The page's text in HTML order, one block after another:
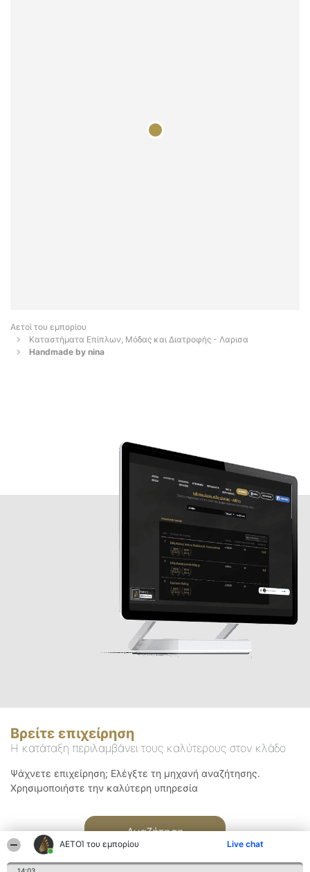
ΑΕΤΟΊ του εμπορίου Live chat
Αετοί του εμπορίου
Καταστήματα Επίπλων, Μόδας και Διατροφής - Λαρισα
Handmade by nina
Βρείτε επιχείρηση
Η κατάταξη περιλαμβάνει τους καλύτερους στον κλάδο
Ψάχνετε επιχείρηση; Ελέγξτε τη μηχανή αναζήτησης.
Χρησιμοποιήστε την καλύτερη υπηρεσία
Αναζήτηση